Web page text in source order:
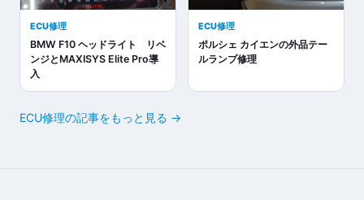
ECU修理
BMW F10 ヘッドライト リベ
ンジとMAXISYS Elite Pro導
入
ECU修理
ポルシェ カイエンの外品テー
ルランプ修理
ECU修理の記事をもっと見る →